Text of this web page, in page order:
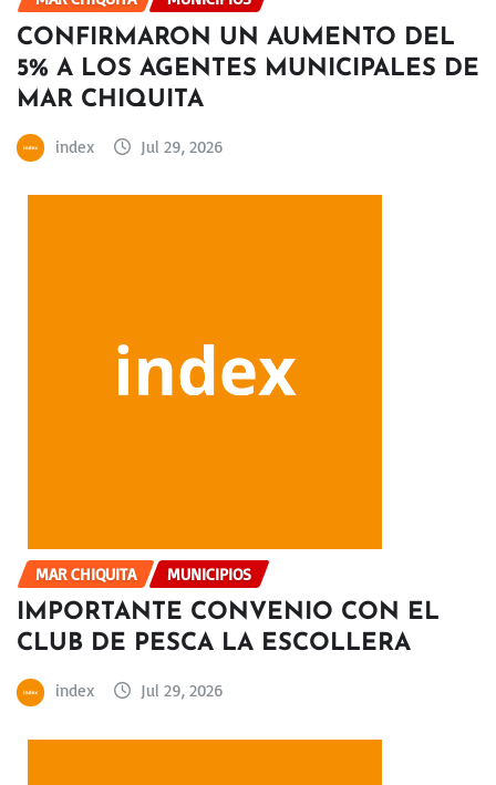
CONFIRMARON UN AUMENTO DEL
5% A LOS AGENTES MUNICIPALES DE
MAR CHIQUITA
index Jul 29, 2026
MAR CHIQUITA MUNICIPIOS
IMPORTANTE CONVENIO CON EL
CLUB DE PESCA LA ESCOLLERA
index Jul 29, 2026